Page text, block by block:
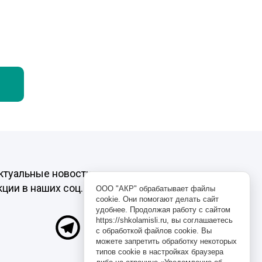
новости, интересные видео и
в наших соц.сетях. Подписывайтесь!
ООО "АКР" обрабатывает файлы
cookie. Они помогают делать сайт
удобнее. Продолжая работу с сайтом
https://shkolamisli.ru, вы соглашаетесь
с обработкой файлов cookie. Вы
можете запретить обработку некоторых
типов cookie в настройках браузера